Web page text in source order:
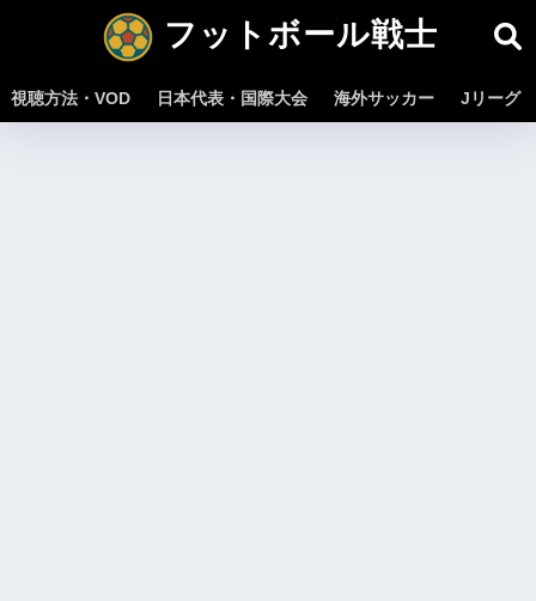
フットボール戦士
視聴方法・VOD 日本代表・国際大会 海外サッカー Jリーグ